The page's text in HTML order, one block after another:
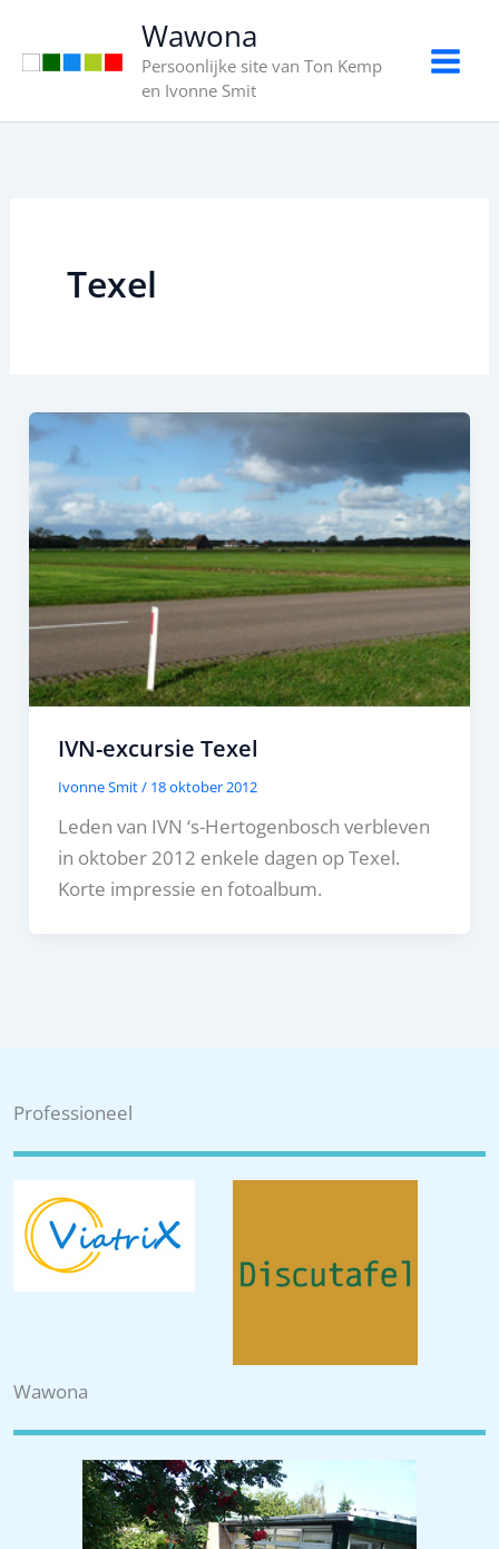
Wawona
Persoonlijke site van Ton Kemp
en Ivonne Smit
Texel
IVN-excursie Texel
Ivonne Smit/ 18 oktober 2012
Leden van IVN ‘s-Hertogenbosch verbleven
in oktober 2012 enkele dagen op Texel.
Korte impressie en fotoalbum.
Professioneel
Wawona